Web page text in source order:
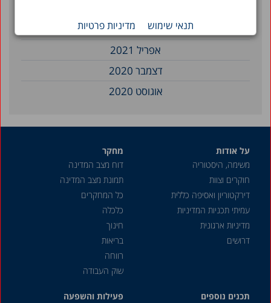
תנאי שימוש מדיניות פרטיות
יוני 2021
אפריל 2021
דצמבר 2020
אוגוסט 2020
על אודות
משימה, היסטוריה
חוקרים וצוות
דירקטוריון ואסיפה כללית
עמיתי תכניות המדיניות
מדיניות ארגונית
דרושים
מחקר
דוח מצב המדינה
תמונת מצב המדינה
כל המחקרים
כלכלה
חינוך
בריאות
רווחה
שוק העבודה
תכנים נוספים
פעילות והשפעה